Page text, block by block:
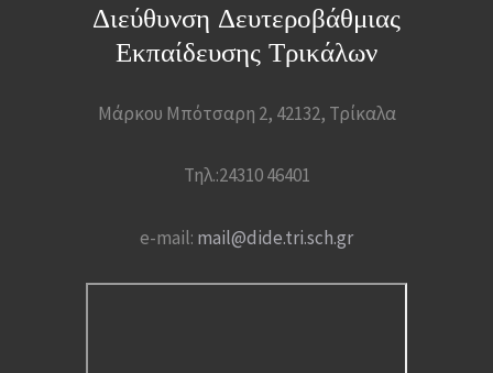
Διεύθυνση Δευτεροβάθμιας
Εκπαίδευσης Τρικάλων
Μάρκου Μπότσαρη 2, 42132, Τρίκαλα
Τηλ.:24310 46401
e-mail: mail@dide.tri.sch.gr